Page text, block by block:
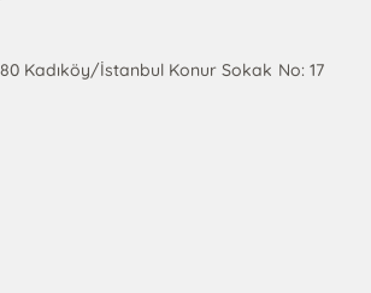
Kadıköy/İstanbul Konur Sokak No: 17